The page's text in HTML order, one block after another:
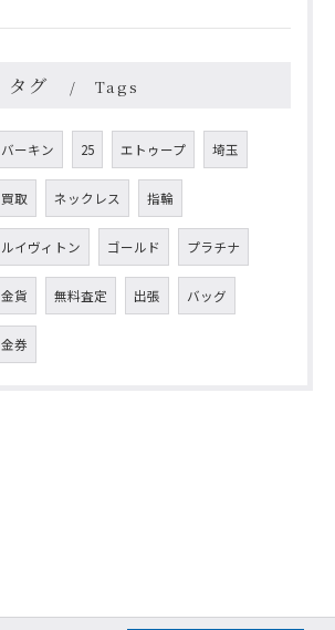
タグ Tags
バーキン 25 エトゥープ 埼玉
買取 ネックレス 指輪
ルイヴィトン ゴールド プラチナ
金貨 無料査定 出張 バッグ
金券